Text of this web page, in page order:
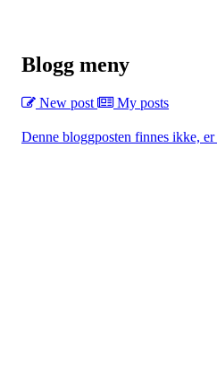
Blogg meny
New post My posts
Denne bloggposten finnes ikke,